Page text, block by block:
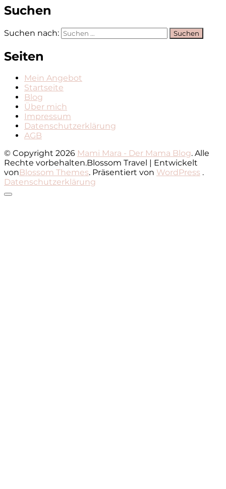
Suchen
Suchen nach:
Seiten
Mein Angebot
Startseite
Blog
Über mich
Impressum
Datenschutzerklärung
AGB
© Copyright 2026 Mami Mara - Der Mama Blog. Alle
Rechte vorbehalten.Blossom Travel | Entwickelt
vonBlossom Themes. Präsentiert von WordPress .
Datenschutzerklärung